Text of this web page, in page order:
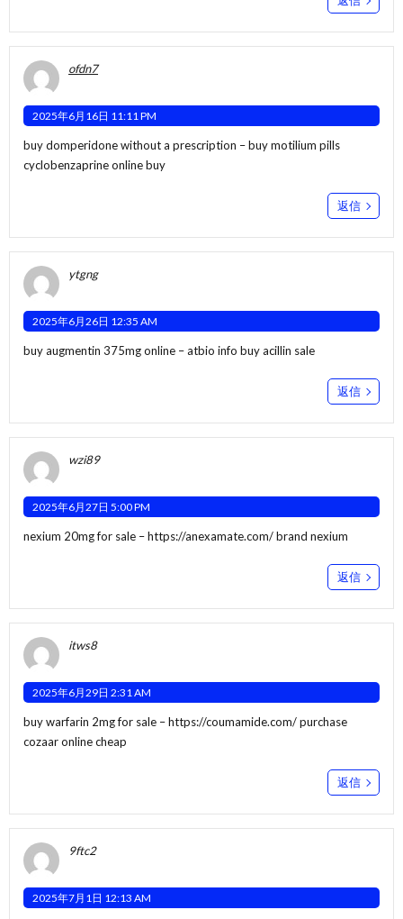
ofdn7
2025年6月16日 11:11 PM
buy domperidone without a prescription –buy motilium pills
cyclobenzaprine online buy
返信
ytgng
2025年6月26日 12:35 AM
buy augmentin 375mg online –atbio info buy acillin sale
返信
wzi89
2025年6月27日 5:00 PM
nexium 20mg for sale –https://anexamate.com/brand nexium
返信
itws8
2025年6月29日 2:31 AM
buy warfarin 2mg for sale –https://coumamide.com/purchase
cozaar online cheap
返信
9ftc2
2025年7月1日 12:13 AM